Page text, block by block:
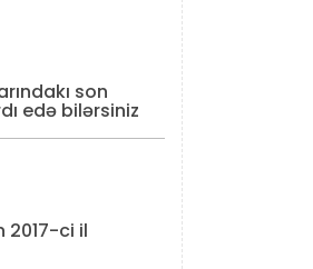
son
edə bilərsiniz
2017-ci il